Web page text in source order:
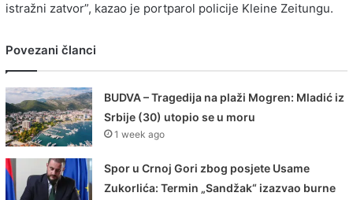
istražni zatvor”, kazao je portparol policije Kleine Zeitungu.
Povezani članci
BUDVA – Tragedija na plaži Mogren: Mladić iz
Srbije (30) utopio se u moru
1 week ago
Spor u Crnoj Gori zbog posjete Usame
Zukorlića: Termin „Sandžak“ izazvao burne